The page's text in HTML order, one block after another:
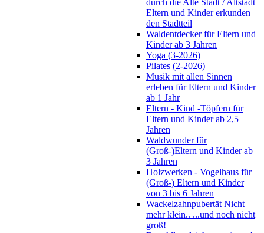
Eltern und Kinder erkunden
den Stadtteil
Waldentdecker für Eltern und
Kinder ab 3 Jahren
Yoga (3-2026)
Pilates (2-2026)
Musik mit allen Sinnen
erleben für Eltern und Kinder
ab 1 Jahr
Eltern - Kind -Töpfern für
Eltern und Kinder ab 2,5
Jahren
Waldwunder für
(Groß-)Eltern und Kinder ab
3 Jahren
Holzwerken - Vogelhaus für
(Groß-) Eltern und Kinder
von 3 bis 6 Jahren
Wackelzahnpubertät Nicht
mehr klein.. ...und noch nicht
groß!